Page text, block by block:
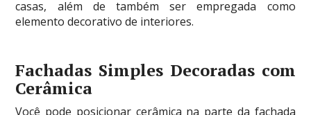
casas, além de também ser empregada como
elemento decorativo de interiores.
Fachadas Simples Decoradas com
Cerâmica
Você pode posicionar cerâmica na parte da fachada